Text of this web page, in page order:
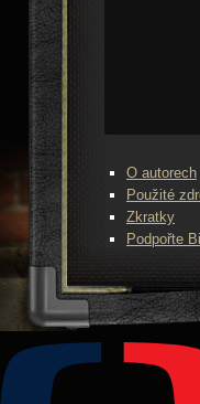
O autorech
Použité
Zkratky
Podpořte